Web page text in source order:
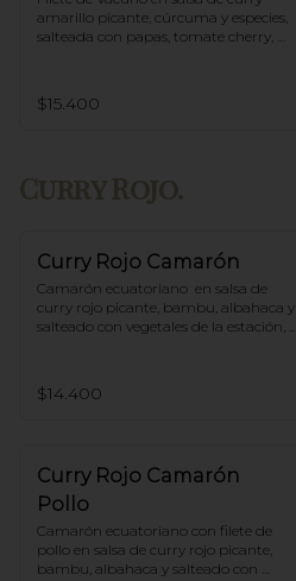
amarillo picante, cúrcuma y especies,
salteada con papas, tomate cherry,
$15.400
Curry Rojo.
Curry Rojo Camarón
Camarón ecuatoriano  en salsa de
curry rojo picante, bambu, albahaca y
salteado con vegetales de la estación,
$14.400
Curry Rojo Camarón
Pollo
Camarón ecuatoriano con filete de
pollo en salsa de curry rojo picante,
bambu, albahaca y salteado con